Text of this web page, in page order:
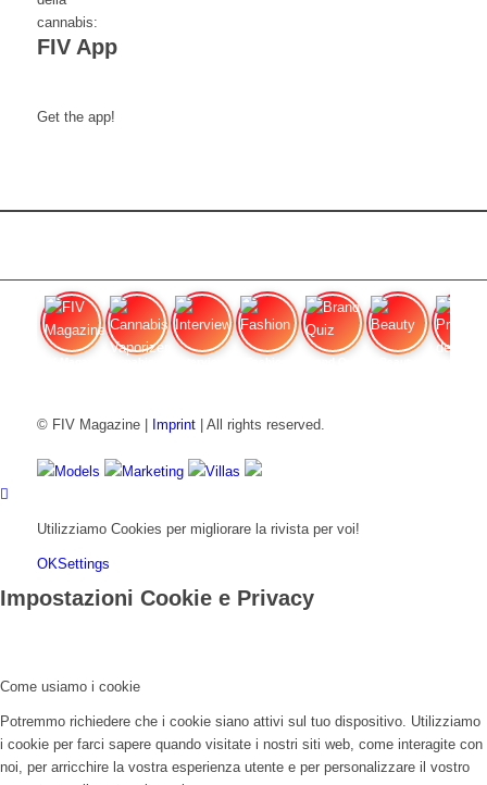
FIV App
Get the app!
© FIV Magazine | Imprint| All rights reserved.
Models Marketing Villas
Utilizziamo Cookies per migliorare la rivista per voi!
OKSettings
Impostazioni Cookie e Privacy
Come usiamo i cookie
Potremmo richiedere che i cookie siano attivi sul tuo dispositivo. Utilizziamo
i cookie per farci sapere quando visitate i nostri siti web, come interagite con
noi, per arricchire la vostra esperienza utente e per personalizzare il vostro